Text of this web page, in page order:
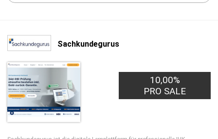
Sachkundegurus
15,00€
PRO LEAD
10,00%
PRO SALE